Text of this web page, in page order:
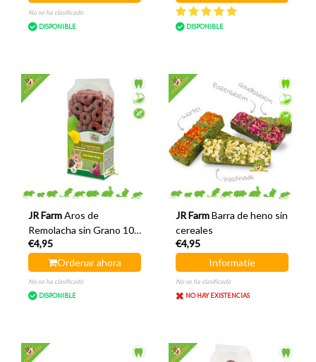
No se ha clasificado
DISPONIBLE
DISPONIBLE
JR Farm Aros de
Remolacha sin Grano 100
gramos
€4,95
Ordenar ahora
No se ha clasificado
DISPONIBLE
JR Farm Barra de heno sin
cereales
€4,95
Informatie
No se ha clasificado
NO HAY EXISTENCIAS